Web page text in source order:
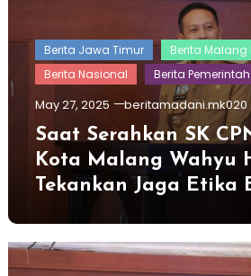
Berita Jawa Timur
Berita Malang
Berita Nasional
Berita
May 27, 2025 beritamadani.mk020
Saat Serahkan SK
Kota Malang Wahyu
Tekankan Jaga Etika